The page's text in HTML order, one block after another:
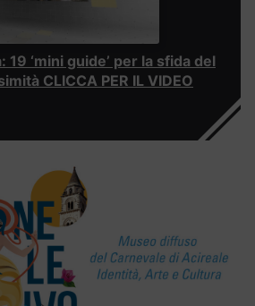
19 ‘mini guide’ per la sfida del
CLICCA PER IL VIDEO